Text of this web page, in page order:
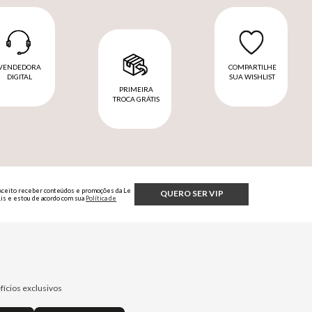
DIGITAL
PRIMEIRA
TROCA GRÁTIS
COMPARTILHE
SUA WISHLIST
QUERO SER VIP
receber conteúdos e promoções da Le
e estou de acordo com sua Política de
exclusivos